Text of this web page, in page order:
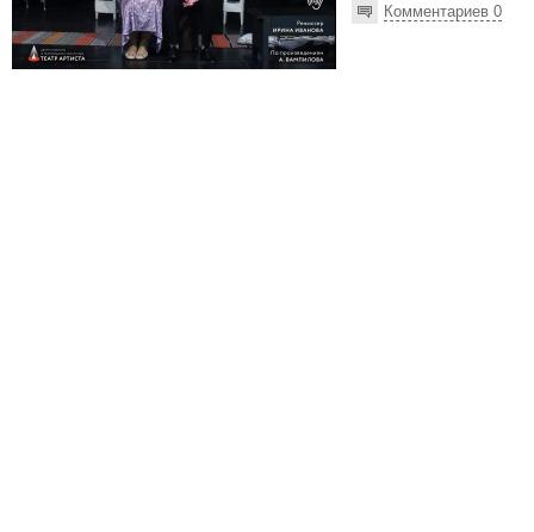
Комментариев 0